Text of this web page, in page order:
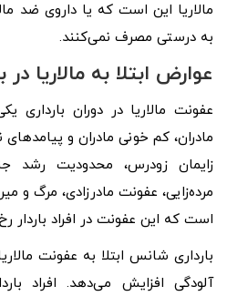
مالاریا این است که یا داروی ضد
به درستی مصرف نمی‌کنند.
عوارض ابتلا به مالاریا در
عفونت مالاریا در دوران بارداری
مادران، کم خونی مادران و
زایمان زودرس، محدودیت رشد
مرده‌زایی، عفونت مادرزادی، مرگ و
است که این عفونت در افراد باردار
بارداری شانس ابتلا به عفونت
آلودگی افزایش می‌دهد. افراد